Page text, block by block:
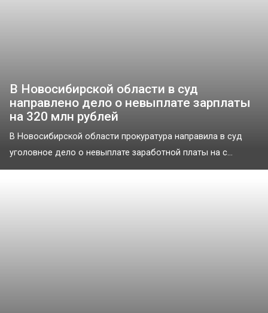
В Новосибирской области в суд
направлено дело о невыплате зарплаты
на 320 млн рублей
В Новосибирской области прокуратура направила в суд
уголовное дело о невыплате заработной платы на с...